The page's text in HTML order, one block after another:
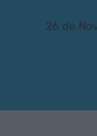
26 de